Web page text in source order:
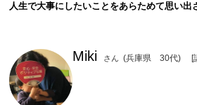
人生で大事にしたいことをあらためて思い出
Miki さん (兵庫県 30代) [